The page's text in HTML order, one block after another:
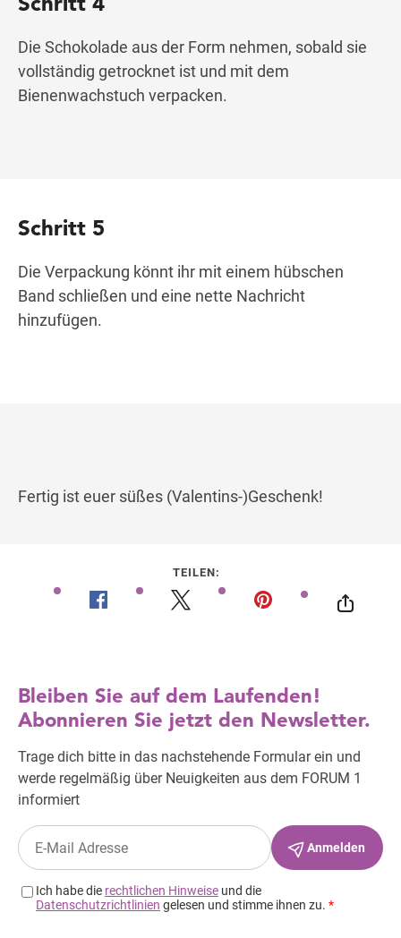
Die Schokolade aus der Form nehmen, sobald sie
vollständig getrocknet ist und mit dem
Bienenwachstuch verpacken.
Schritt 5
Die Verpackung könnt ihr mit einem hübschen
Band schließen und eine nette Nachricht
hinzufügen.
Fertig ist euer süßes (Valentins-)Geschenk!
TEILEN: